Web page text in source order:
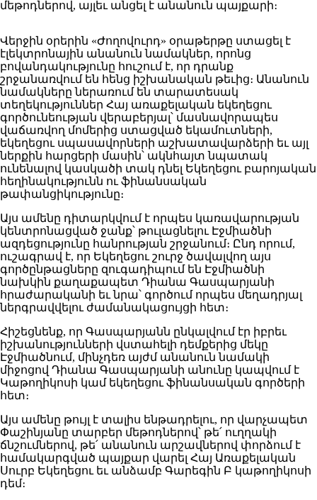
մեթոդներով, այլեւ անցել է անանուն պայքարի։
Վերջին օրերին «Ժողովուրդ» օրաթերթը ստացել է
էլեկտրոնային անանուն նամակներ, որոնց
բովանդակությունը հուշում է, որ դրանք
շրջանառվում են հենց իշխանական թեւից։ Անանուն
նամակները ներառում են տարատեսակ
տեղեկություններ Հայ առաքելական եկեղեցու
գործունեության վերաբերյալ՝ մասնավորապես
վաճառվող մոմերից ստացված եկամուտների,
եկեղեցու սպասավորների աշխատավարձերի եւ այլ
ներքին հարցերի մասին՝ ակնհայտ նպատակ
ունենալով կասկածի տակ դնել Եկեղեցու բարոյական
հեղինակությունն ու ֆինանսական
թափանցիկությունը։
Այս ամենը դիտարկվում է որպես կառավարության
կենտրոնացված ջանք՝ թուլացնելու Էջմիածնի
ազդեցությունը հանրության շրջանում։ Ընդ որում,
ուշագրավ է, որ Եկեղեցու շուրջ ծավալվող այս
գործընթացները զուգադիպում են Էջմիածնի
նախկին քաղաքապետ Դիանա Գասպարյանի
հրաժարականի եւ նրա՝ գործում որպես մեղադրյալ
ներգրավվելու ժամանակացույցի հետ։
Հիշեցնենք, որ Գասպարյանն ընկալվում էր իբրեւ
իշխանությունների վստահելի դեմքերից մեկը
Էջմիածնում, մինչդեռ այժմ անանուն նամակի
միջոցով Դիանա Գասպարյանի անունը կապվում է
Կաթողիկոսի կամ եկեղեցու ֆինանսական գործերի
հետ։
Այս ամենը թույլ է տալիս ենթադրելու, որ վարչապետ
Փաշինյանը տարբեր մեթոդներով՝ թե՛ ուղղակի
ճնշումներով, թե՛ անանուն արշավներով փորձում է
համակարգված պայքար վարել Հայ Առաքելական
Սուրբ Եկեղեցու եւ անձամբ Գարեգին Բ կաթողիկոսի
դեմ։